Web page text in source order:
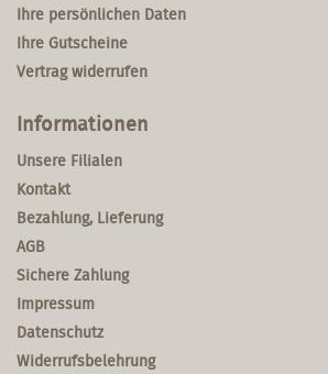
Ihre persönlichen Daten
Ihre Gutscheine
Vertrag widerrufen
Informationen
Unsere Filialen
Kontakt
Bezahlung, Lieferung
AGB
Sichere Zahlung
Impressum
Datenschutz
Widerrufsbelehrung